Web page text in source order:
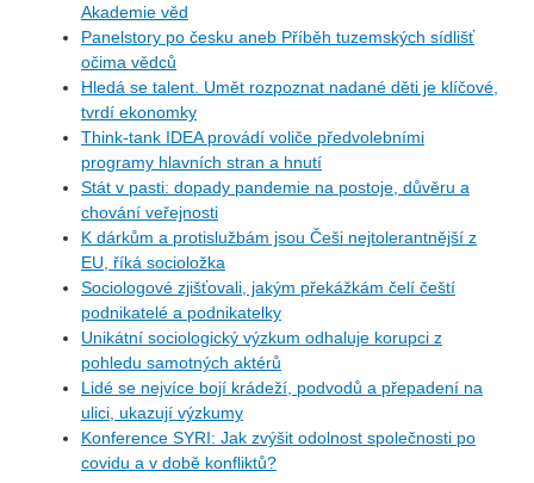
Akademie věd
Panelstory po česku aneb Příběh tuzemských sídlišť
očima vědců
Hledá se talent. Umět rozpoznat nadané děti je klíčové,
tvrdí ekonomky
Think-tank IDEA provádí voliče předvolebními
programy hlavních stran a hnutí
Stát v pasti: dopady pandemie na postoje, důvěru a
chování veřejnosti
K dárkům a protislužbám jsou Češi nejtolerantnější z
EU, říká socioložka
Sociologové zjišťovali, jakým překážkám čelí čeští
podnikatelé a podnikatelky
Unikátní sociologický výzkum odhaluje korupci z
pohledu samotných aktérů
Lidé se nejvíce bojí krádeží, podvodů a přepadení na
ulici, ukazují výzkumy
Konference SYRI: Jak zvýšit odolnost společnosti po
covidu a v době konfliktů?